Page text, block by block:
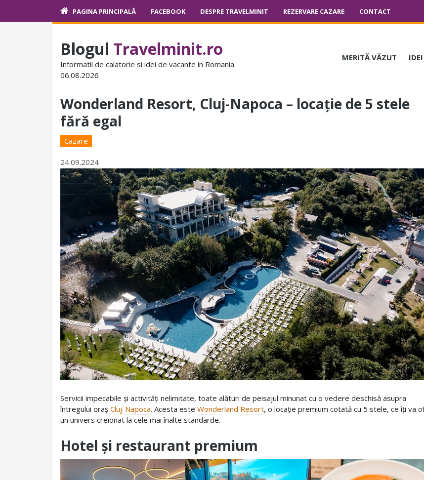
PAGINA PRINCIPALĂ FACEBOOK DESPRE TRAVELMINIT REZERVARE CAZARE CONTACT
Blogul Travelminit.ro
Informatii de calatorie si idei de vacante in Romania
06.08.2026
MERITĂ VĂZUT
Wonderland Resort, Cluj-Napoca – locație de 5 stele
fără egal
Cazare
24.09.2024
Servicii impecabile și activități nelimitate, toate alături de peisajul minunat cu o vedere deschisă asupra
întregului oraș Cluj-Napoca. Acesta este Wonderland Resort, o locație premium cotată cu 5 stele, ce îți va
un univers creionat la cele mai înalte standarde.
Hotel și restaurant premium